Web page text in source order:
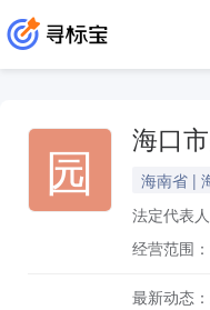
园 海口
海南省 |
法定代表人
经营范围：
最新动态：